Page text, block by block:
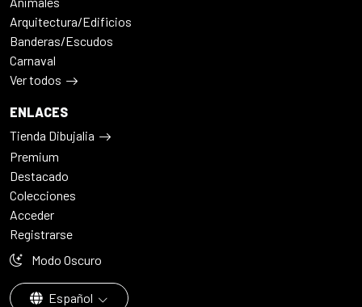
Arquitectura/Edificios
Banderas/Escudos
Carnaval
Ver todos
ENLACES
Tienda Dibujalia
Premium
Destacado
Colecciones
Acceder
Registrarse
Modo Oscuro
Español